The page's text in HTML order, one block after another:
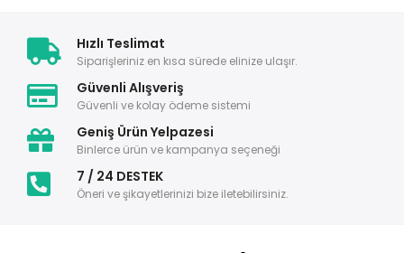
Hızlı Teslimat
Siparişleriniz en kısa sürede elinize ulaşır.
Güvenli Alışveriş
Güvenli ve kolay ödeme sistemi
Geniş Ürün Yelpazesi
Binlerce ürün ve kampanya seçeneği
7 / 24 DESTEK
Öneri ve şikayetlerinizi bize iletebilirsiniz.